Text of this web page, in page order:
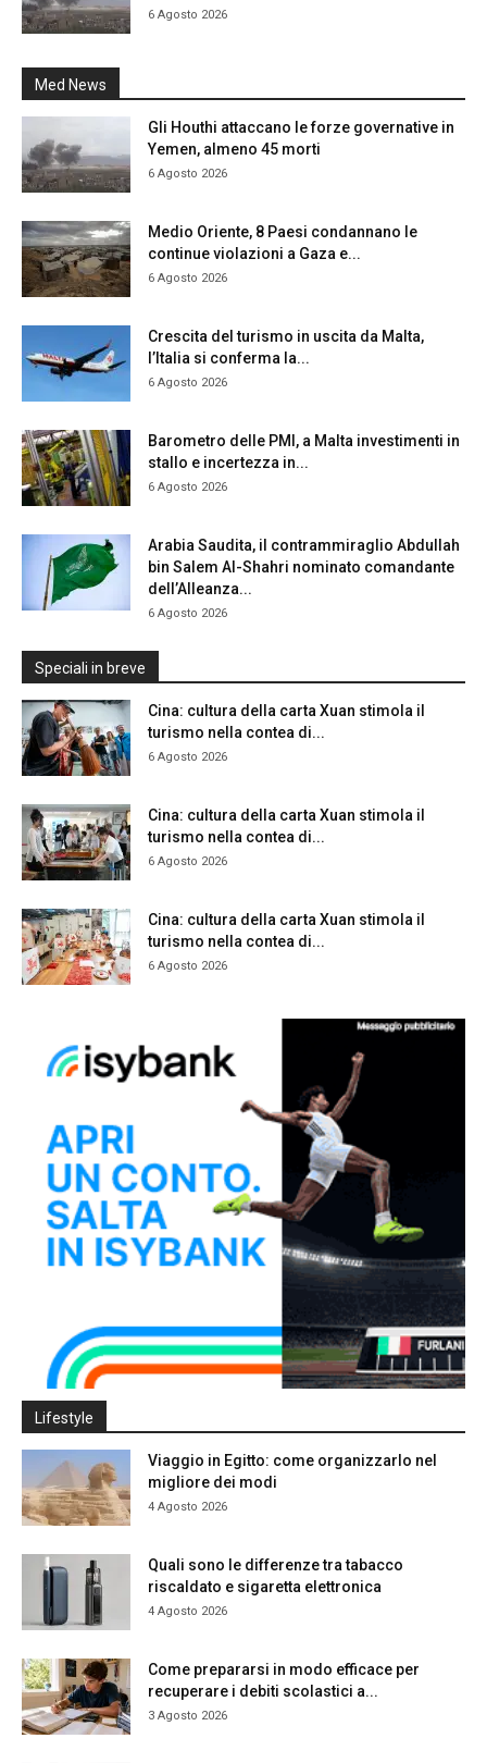
6 Agosto 2026
Med News
Gli Houthi attaccano le forze governative in
Yemen, almeno 45 morti
6 Agosto 2026
Medio Oriente, 8 Paesi condannano le
continue violazioni a Gaza e...
6 Agosto 2026
Crescita del turismo in uscita da Malta,
l’Italia si conferma la...
6 Agosto 2026
Barometro delle PMI, a Malta investimenti in
stallo e incertezza in...
6 Agosto 2026
Arabia Saudita, il contrammiraglio Abdullah
bin Salem Al-Shahri nominato comandante
dell’Alleanza...
6 Agosto 2026
Speciali in breve
Cina: cultura della carta Xuan stimola il
turismo nella contea di...
6 Agosto 2026
Cina: cultura della carta Xuan stimola il
turismo nella contea di...
6 Agosto 2026
Cina: cultura della carta Xuan stimola il
turismo nella contea di...
6 Agosto 2026
Lifestyle
Viaggio in Egitto: come organizzarlo nel
migliore dei modi
4 Agosto 2026
Quali sono le differenze tra tabacco
riscaldato e sigaretta elettronica
4 Agosto 2026
Come prepararsi in modo efficace per
recuperare i debiti scolastici a...
3 Agosto 2026